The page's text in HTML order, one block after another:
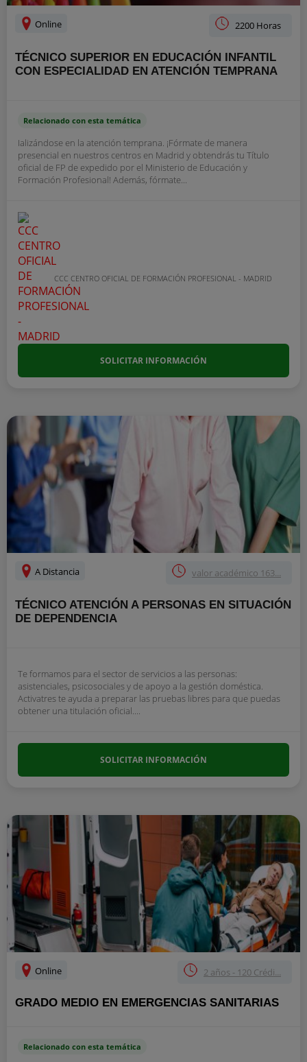
Online 2200 Horas
TÉCNICO SUPERIOR EN EDUCACIÓN INFANTIL
CON ESPECIALIDAD EN ATENCIÓN TEMPRANA
Relacionado con esta temática
Ializándose en la atención temprana. ¡Fórmate de manera
presencial en nuestros centros en Madrid y obtendrás tu Título
oficial de FP de expedido por el Ministerio de Educación y
Formación Profesional! Además, fórmate...
CCC CENTRO OFICIAL DE FORMACIÓN PROFESIONAL - MADRID
SOLICITAR INFORMACIÓN
A Distancia valor académico 163...
TÉCNICO ATENCIÓN A PERSONAS EN SITUACIÓN
DE DEPENDENCIA
Te formamos para el sector de servicios a las personas:
asistenciales, psicosociales y de apoyo a la gestión doméstica.
Activatres te ayuda a preparar las pruebas libres para que puedas
obtener una titulación oficial....
SOLICITAR INFORMACIÓN
Online 2 años - 120 Crédi...
GRADO MEDIO EN EMERGENCIAS SANITARIAS
Relacionado con esta temática